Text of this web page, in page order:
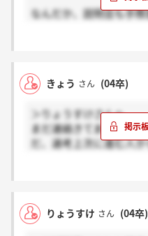
なんだか、説明会も手
質疑応答でも、売上げ
まっ気長にれんらくまち
きょう さん (04卒)
＞りょうすけさんへ
まだ連絡きてません。
だ、選考上次に進む人
りょうすけ さん (04卒)